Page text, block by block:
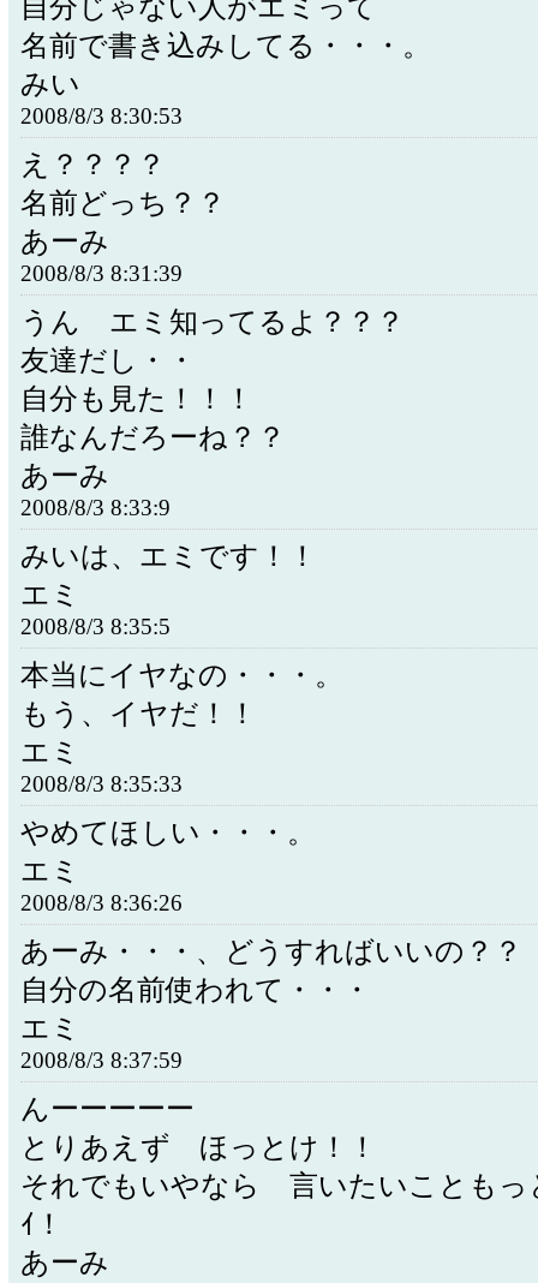
自分じゃない人がエミって
名前で書き込みしてる・・・。
みい
2008/8/3 8:30:53
え？？？？
名前どっち？？
あーみ
2008/8/3 8:31:39
うん エミ知ってるよ？？？
友達だし・・
自分も見た！！！
誰なんだろーね？？
あーみ
2008/8/3 8:33:9
みいは、エミです！！
エミ
2008/8/3 8:35:5
本当にイヤなの・・・。
もう、イヤだ！！
エミ
2008/8/3 8:35:33
やめてほしい・・・。
エミ
2008/8/3 8:36:26
あーみ・・・、どうすればいいの？？
自分の名前使われて・・・
エミ
2008/8/3 8:37:59
んーーーーー
とりあえず ほっとけ！！
それでもいやなら 言いたいこともっ
ｲ！
あーみ